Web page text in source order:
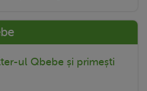
ul Qbebe și primești